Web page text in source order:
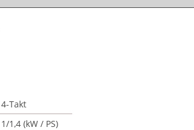
4-Takt
1/1,4 (kW / PS)